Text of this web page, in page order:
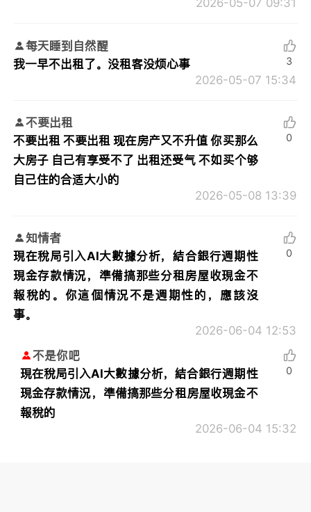
2026-05-07 09:31
每天睡到自然醒
我一早不出租了。没租客没烦心事
2026-05-07 15:34
3
不要出租
不要出租 不要出租 现在房产又不升值 你买那么
大房子 自己有享受不了 出租还受气 不如买个够
自己住的合适大小的
2026-05-08 13:39
0
知情者
現在稅局引入AI大數據分析，結合銀行週期性
現金存款情況，準備搞那些分租房屋收現金不
報稅的。你這個情況不是週期性的，應該沒
事。
2026-06-04 12:53
0
不是你吧
現在稅局引入AI大數據分析，結合銀行週期性
現金存款情況，準備搞那些分租房屋收現金不
報稅的
2026-06-04 15:32
0